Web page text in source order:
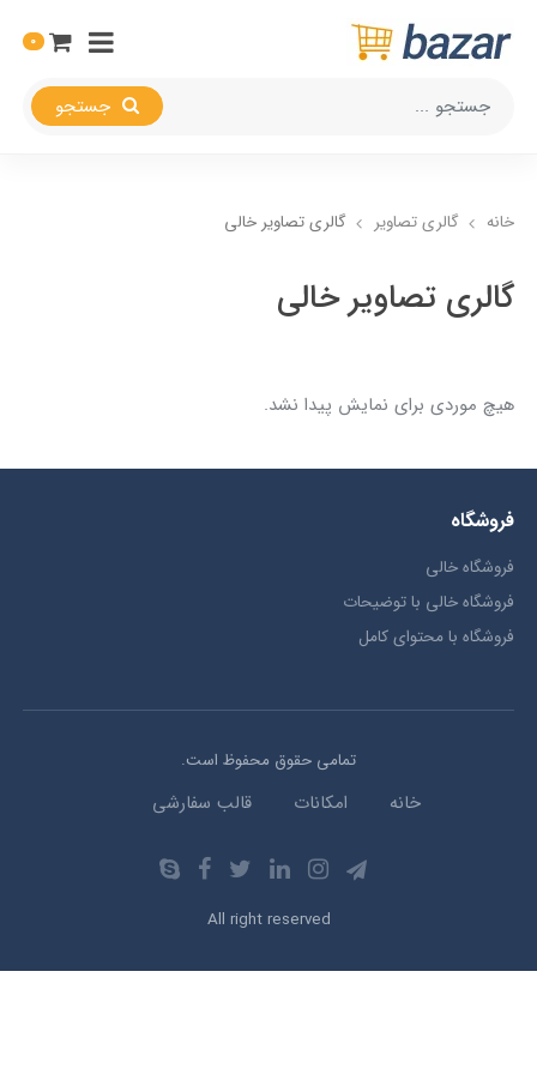
0
خانه گالری تصاویر گالری تصاویر خالی
گالری تصاویر خالی
هیچ موردی برای نمایش پیدا نشد.
فروشگاه
فروشگاه خالی
فروشگاه خالی با توضیحات
فروشگاه با محتوای کامل
تمامی حقوق محفوظ است.
خانه امکانات قالب سفارشی
All right reserved